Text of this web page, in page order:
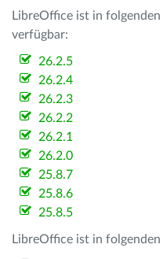
LibreOffice ist in folgenden
verfügbar:
26.2.5
26.2.4
26.2.3
26.2.2
26.2.1
26.2.0
25.8.7
25.8.6
25.8.5
LibreOffice ist in folgenden